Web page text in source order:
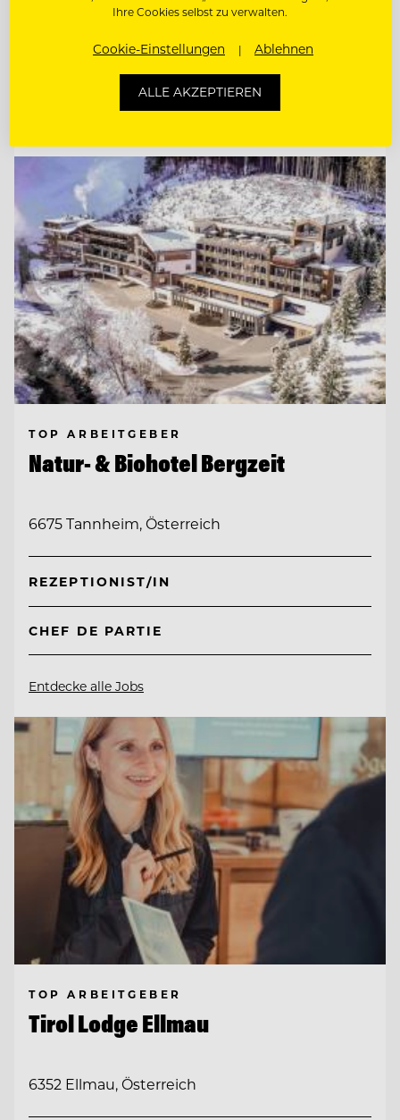
FRONT OFFICE & RESERVIERUNGS
SENIOR RESERVIERUNGS- & FRONT
OFFICE SPECIALIST (M/W/D)
TOP ARBEITGEBER
Natur- & Biohotel Bergzeit
6675 Tannheim, Österreich
REZEPTIONIST/IN
CHEF DE PARTIE
Entdecke alle Jobs
TOP ARBEITGEBER
Tirol Lodge Ellmau
6352 Ellmau, Österreich
Ihre Cookies selbst zu verwalten.
Cookie-Einstellungen Ablehnen
ALLE AKZEPTIEREN